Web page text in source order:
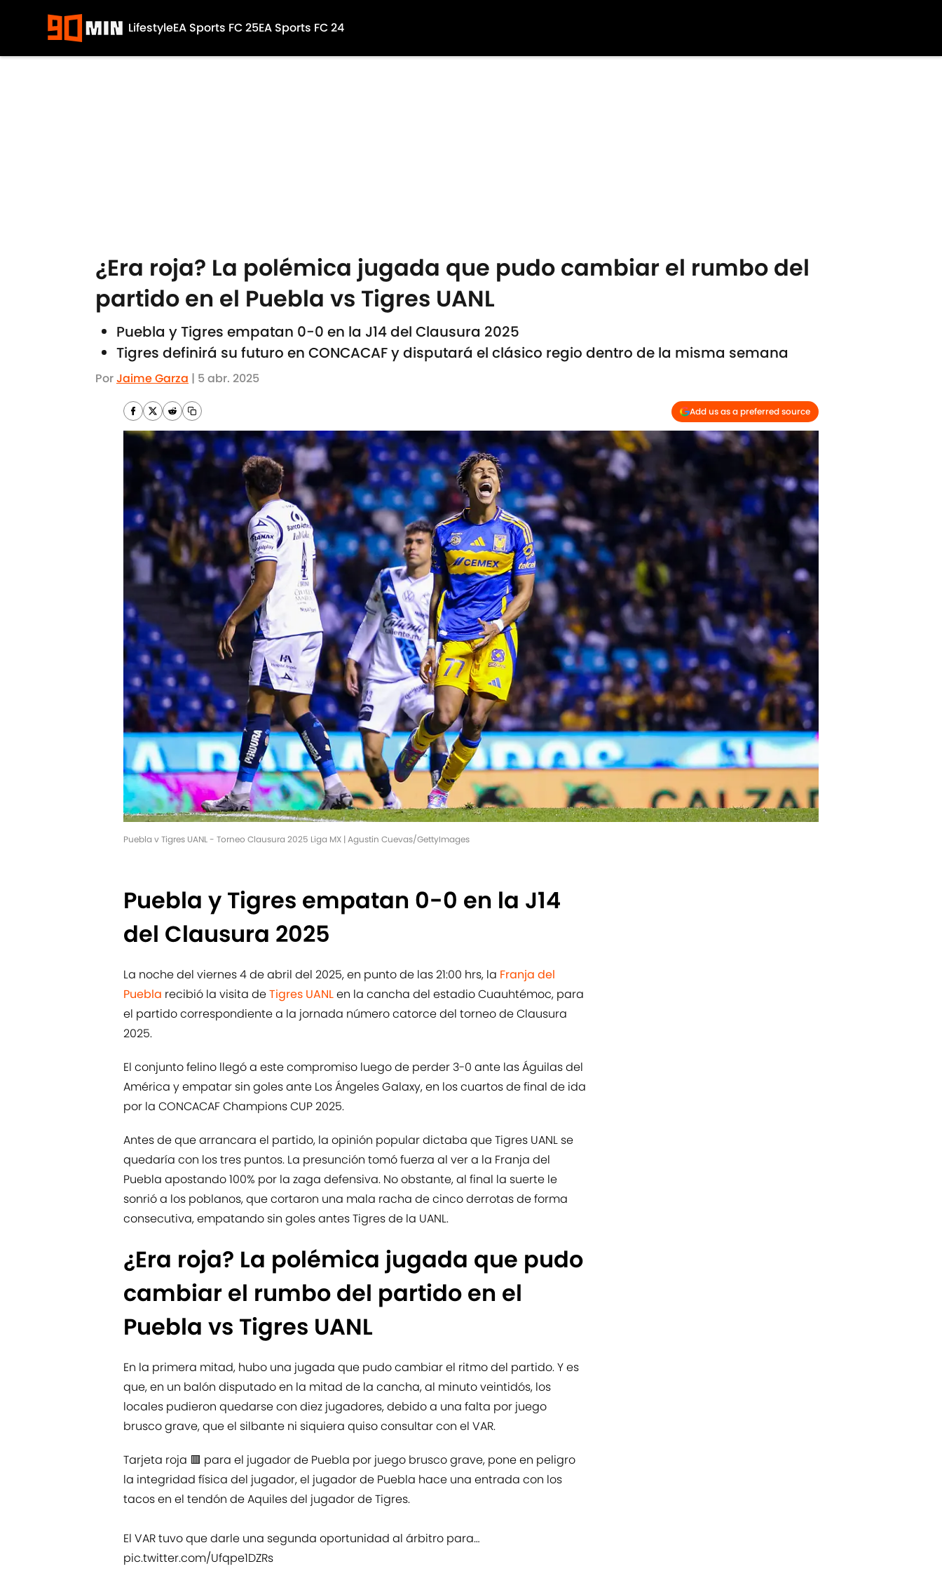
LifestyleEA Sports FC 25EA Sports FC 24
¿Era roja? La polémica jugada que pudo cambiar el rumbo del
partido en el Puebla vs Tigres UANL
Puebla y Tigres empatan 0-0 en la J14 del Clausura 2025
Tigres definirá su futuro en CONCACAF y disputará el clásico regio dentro de la misma semana
PorJaime Garza | 5 abr. 2025
Add us as a preferred source
Puebla v Tigres UANL - Torneo Clausura 2025 Liga MX | Agustin Cuevas/GettyImages
Puebla y Tigres empatan 0-0 en la J14
del Clausura 2025
La noche del viernes 4 de abril del 2025, en punto de las 21:00 hrs, la Franja del
Puebla recibió la visita deTigres UANLen la cancha del estadio Cuauhtémoc, para
el partido correspondiente a la jornada número catorce del torneo de Clausura
2025.
El conjunto felino llegó a este compromiso luego de perder 3-0 ante las Águilas del
América y empatar sin goles ante Los Ángeles Galaxy, en los cuartos de final de ida
por la CONCACAF Champions CUP 2025.
Antes de que arrancara el partido, la opinión popular dictaba que Tigres UANL se
quedaría con los tres puntos. La presunción tomó fuerza al ver a la Franja del
Puebla apostando 100% por la zaga defensiva. No obstante, al final la suerte le
sonrió a los poblanos, que cortaron una mala racha de cinco derrotas de forma
consecutiva, empatando sin goles antes Tigres de la UANL.
¿Era roja? La polémica jugada que pudo
cambiar el rumbo del partido en el
Puebla vs Tigres UANL
En la primera mitad, hubo una jugada que pudo cambiar el ritmo del partido. Y es
que, en un balón disputado en la mitad de la cancha, al minuto veintidós, los
locales pudieron quedarse con diez jugadores, debido a una falta por juego
brusco grave, que el silbante ni siquiera quiso consultar con el VAR.
Tarjeta roja 🟥 para el jugador de Puebla por juego brusco grave, pone en peligro
la integridad física del jugador, el jugador de Puebla hace una entrada con los
tacos en el tendón de Aquiles del jugador de Tigres.
El VAR tuvo que darle una segunda oportunidad al árbitro para…
pic.twitter.com/Ufqpe1DZRs